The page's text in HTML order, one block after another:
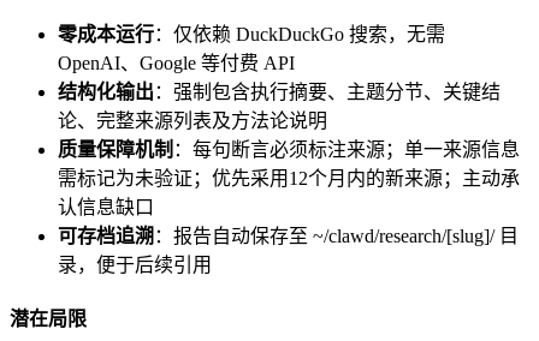
零成本运行：仅依赖 DuckDuckGo 搜索，无需
OpenAI、Google 等付费 API
结构化输出 ：强制包含执行摘要、主题分节、关键结
论、完整来源列表及方法论说明
质量保障机制 ：每句断言必须标注来源；单一来源信息
需标记为未验证；优先采用12个月内的新来源；主动承
认信息缺口
可存档追溯 ：报告自动保存至 ~/clawd/research/[slug]/ 目
录，便于后续引用
潜在局限